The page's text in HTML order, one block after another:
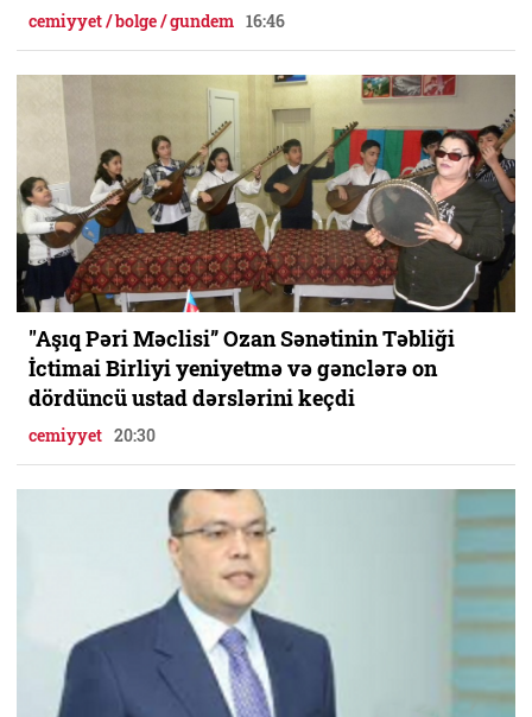
cemiyyet / bolge / gundem 16:46
"Aşıq Pəri Məclisi” Ozan Sənətinin Təbliği
İctimai Birliyi yeniyetmə və gənclərə on
dördüncü ustad dərslərini keçdi
cemiyyet 20:30